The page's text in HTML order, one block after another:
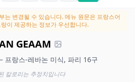
는 변경될 수 있습니다.메뉴 원문은 프랑스어
이 제공하는 정보가 우선합니다.
GEAAM
프랑스-레바논 미식, 파리 16구
칼로리는 추정치입니다